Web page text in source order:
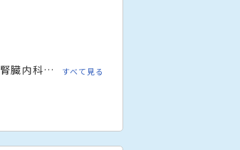
腎臓内科 循環器内科
すべて見る